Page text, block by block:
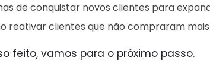
de conquistar novos clientes para
reativar clientes que não compraram mais
feito, vamos para o próximo passo.